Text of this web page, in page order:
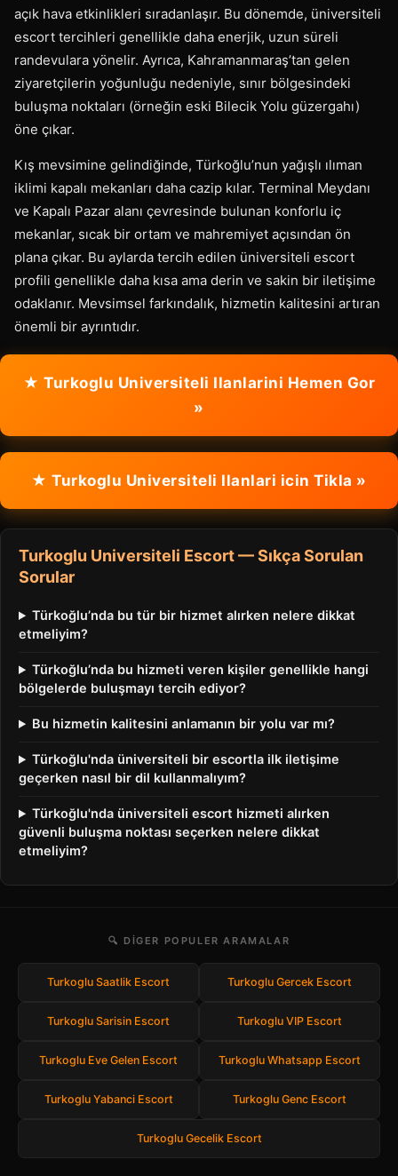
açık hava etkinlikleri sıradanlaşır. Bu dönemde, üniversiteli
escort tercihleri genellikle daha enerjik, uzun süreli
randevulara yönelir. Ayrıca, Kahramanmaraş’tan gelen
ziyaretçilerin yoğunluğu nedeniyle, sınır bölgesindeki
buluşma noktaları (örneğin eski Bilecik Yolu güzergahı)
öne çıkar.
Kış mevsimine gelindiğinde, Türkoğlu’nun yağışlı ılıman
iklimi kapalı mekanları daha cazip kılar. Terminal Meydanı
ve Kapalı Pazar alanı çevresinde bulunan konforlu iç
mekanlar, sıcak bir ortam ve mahremiyet açısından ön
plana çıkar. Bu aylarda tercih edilen üniversiteli escort
profili genellikle daha kısa ama derin ve sakin bir iletişime
odaklanır. Mevsimsel farkındalık, hizmetin kalitesini artıran
önemli bir ayrıntıdır.
★ Turkoglu Universiteli Ilanlarini Hemen Gor
»
★ Turkoglu Universiteli Ilanlari icin Tikla »
Turkoglu Universiteli Escort — Sıkça Sorulan
Sorular
Türkoğlu’nda bu tür bir hizmet alırken nelere dikkat
etmeliyim?
Türkoğlu’nda bu hizmeti veren kişiler genellikle hangi
bölgelerde buluşmayı tercih ediyor?
Bu hizmetin kalitesini anlamanın bir yolu var mı?
Türkoğlu'nda üniversiteli bir escortla ilk iletişime
geçerken nasıl bir dil kullanmalıyım?
Türkoğlu'nda üniversiteli escort hizmeti alırken
güvenli buluşma noktası seçerken nelere dikkat
etmeliyim?
🔍 DIGER POPULER ARAMALAR
Turkoglu Saatlik Escort Turkoglu Gercek Escort
Turkoglu Sarisin Escort Turkoglu VIP Escort
Turkoglu Eve Gelen Escort Turkoglu Whatsapp Escort
Turkoglu Yabanci Escort Turkoglu Genc Escort
Turkoglu Gecelik Escort